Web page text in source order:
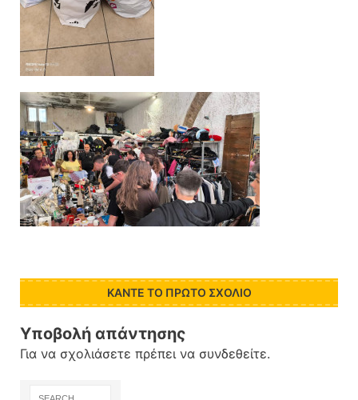
ΚΆΝΤΕ ΤΟ ΠΡΏΤΟ ΣΧΌΛΙΟ
Υποβολή απάντησης
Για να σχολιάσετε πρέπει να συνδεθείτε.